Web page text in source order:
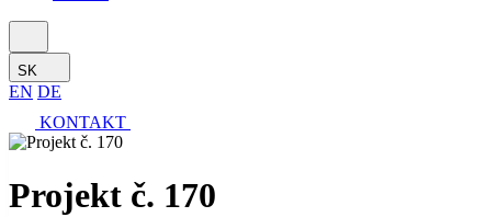
SK
EN DE
KONTAKT
Projekt č. 170